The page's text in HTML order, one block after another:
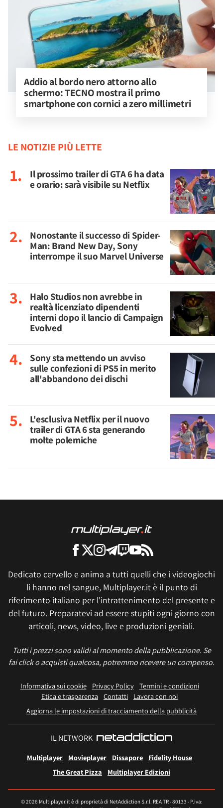
Addio al bordo nero attorno allo
schermo: TECNO mostra il primo
smartphone con cornici a zero millimetri
LE NOTIZIE PIÙ LETTE
Il prossimo trailer di GTA 6 ha data
e orario: sarà visibile su Netflix
Nonostante il successo di Spider-
Man: Brand New Day, Sony
interrompe il suo Marvel Universe
Halo Studios non avrebbe in
realtà licenziato dipendenti
interni dopo il lancio di Campaign
Evolved
Sony sta mettendo un avviso
sulle confezioni di PS5 in merito
all'abbandono dei dischi
L'esclusiva Netflix per il nuovo
trailer di GTA 6 sta generando
molte polemiche
Dedicato cervello e anima a tutti quelli che i videogiochi
li hanno nel sangue, Multiplayer.it è il punto di
riferimento italiano per l'intrattenimento del presente e
del futuro. Preparatevi ad essere stupiti ogni giorno con
articoli, news, video, live e produzioni geniali.
Tutti i prezzi sono validi al momento della pubblicazione. Se
fai click o acquisti qualcosa, potremmo ricevere un compenso.
Informativa sui cookie Privacy Policy
Termini e condizioni
Etica e trasparenza Contatti
Lavora con noi
Aggiorna le impostazioni di tracciamento della pubblicità
IL NETWORK
Multiplayer Movieplayer Dissapore
Fidelity House
The Great Pizza
Multiplayer Edizioni
© 2026 Multiplayer.it è di proprietà di NetAddiction S.r.l. REA TR - 80133 - P.iva: